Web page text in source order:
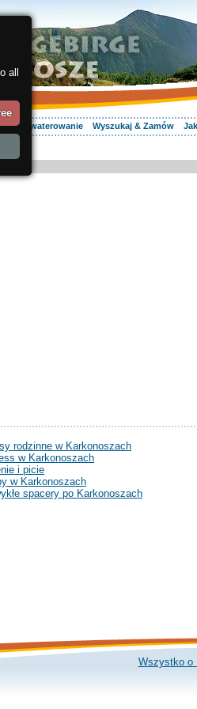
Zakwaterowanie Wyszukaj & Zamów
rodzinne w Karkonoszach
w Karkonoszach
i picie
w Karkonoszach
spacery po Karkonoszach
Wszystko o
all